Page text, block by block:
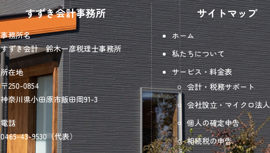
すずき会計事務所
事務所名
すずき会計 鈴木一彦税理士事務所
所在地
〒250-0854
神奈川県小田原市飯田岡91-3
電話
0465-43-9530（代表）
サイトマップ
ホーム
私たちについて
サービス・料金表
会計・税務サポート
会社設立・マイクロ法人
個人の確定申告
相続税の申告